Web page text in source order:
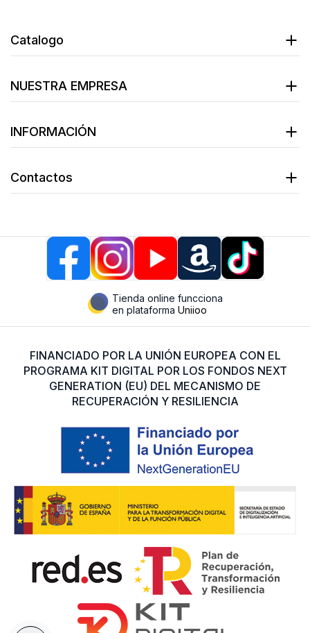
Catalogo
NUESTRA EMPRESA
INFORMACIÓN
Contactos
Tienda online funcciona
en plataforma Uniioo
FINANCIADO POR LA UNIÓN EUROPEA CON EL
PROGRAMA KIT DIGITAL POR LOS FONDOS NEXT
GENERATION (EU) DEL MECANISMO DE
RECUPERACIÓN Y RESILIENCIA